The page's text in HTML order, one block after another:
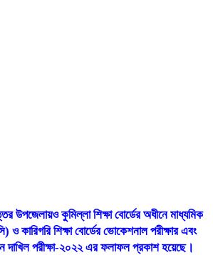
উপজেলায়ও কুমিল্লা শিক্ষা বোর্ডের অধীনে মাধ্যমিক
কারিগরি শিক্ষা বোর্ডের ভোকেশনাল পরীক্ষার এবং
দাখিল পরীক্ষা-২০২২ এর ফলাফল প্রকাশ হয়েছে।